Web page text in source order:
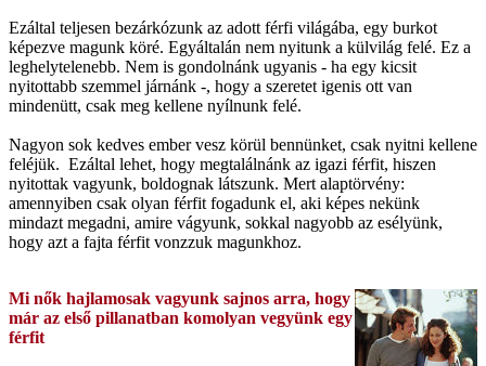
Ezáltal teljesen bezárkózunk az adott férfi világába, egy burkot
képezve magunk köré. Egyáltalán nem nyitunk a külvilág felé. Ez a
leghelytelenebb. Nem is gondolnánk ugyanis - ha egy kicsit
nyitottabb szemmel járnánk -, hogy a szeretet igenis ott van
mindenütt, csak meg kellene nyílnunk felé.
Nagyon sok kedves ember vesz körül bennünket, csak nyitni kellene
feléjük. Ezáltal lehet, hogy megtalálnánk az igazi férfit, hiszen
nyitottak vagyunk, boldognak látszunk. Mert alaptörvény:
amennyiben csak olyan férfit fogadunk el, aki képes nekünk
mindazt megadni, amire vágyunk, sokkal nagyobb az esélyünk,
hogy azt a fajta férfit vonzzuk magunkhoz.
Mi nők hajlamosak vagyunk sajnos arra, hogy
már az első pillanatban komolyan vegyünk egy
férfit